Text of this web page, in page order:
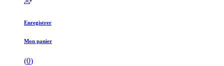
Enregistrer
Mon panier
(0)